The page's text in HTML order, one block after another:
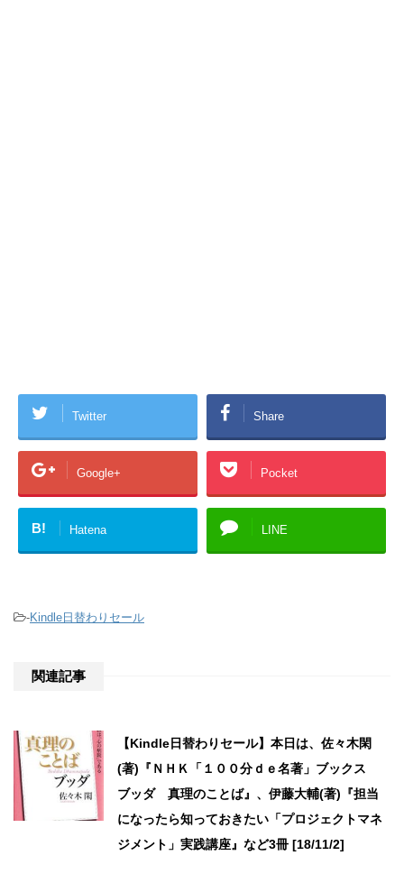
Twitter Share
Google+ Pocket
B! Hatena LINE
-Kindle日替わりセール
関連記事
【Kindle日替わりセール】本日は、佐々木閑
(著)『ＮＨＫ「１００分ｄｅ名著」ブックス
ブッダ 真理のことば』、伊藤大輔(著)『担当
になったら知っておきたい「プロジェクトマネ
ジメント」実践講座』など3冊 [18/11/2]